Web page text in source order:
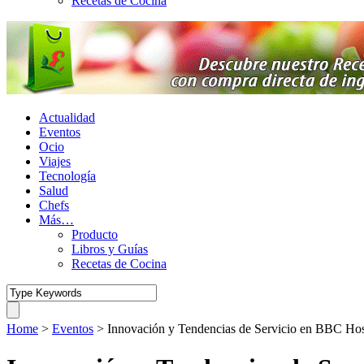
Actualidad
Eventos
Ocio
Viajes
Tecnología
Salud
Chefs
Más…
Producto
Libros y Guías
Recetas de Cocina
Home > Eventos > Innovación y Tendencias de Servicio en BBC